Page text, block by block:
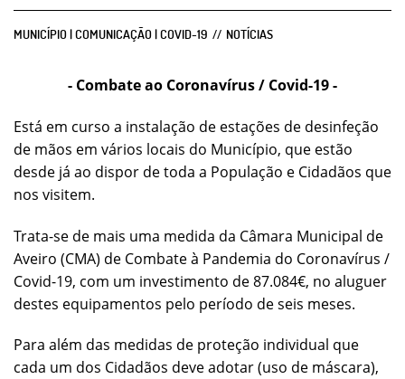
MUNICÍPIO | COMUNICAÇÃO | COVID-19 NOTÍCIAS
- Combate ao Coronavírus / Covid-19 -
Está em curso a instalação de estações de desinfeção
de mãos em vários locais do Município, que estão
desde já ao dispor de toda a População e Cidadãos que
nos visitem.
Trata-se de mais uma medida da Câmara Municipal de
Aveiro (CMA) de Combate à Pandemia do Coronavírus /
Covid-19, com um investimento de 87.084€, no aluguer
destes equipamentos pelo período de seis meses.
Para além das medidas de proteção individual que
cada um dos Cidadãos deve adotar (uso de máscara),